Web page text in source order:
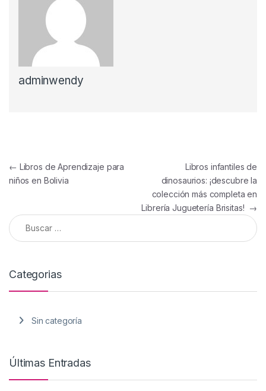
adminwendy
Navegación de entradas
← Libros de Aprendizaje para
niños en Bolivia
Libros infantiles de
dinosaurios: ¡descubre la
colección más completa en
Librería Juguetería Brisitas! →
Buscar:
Categorias
Sin categoría
Últimas Entradas